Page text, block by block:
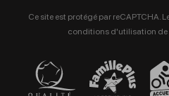
Ce site est protégé par reCAPTCHA.
conditions d'utilisation